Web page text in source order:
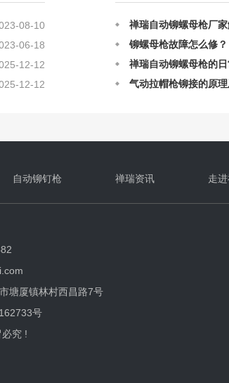
06-18
12-12
12-12
08-28
铆螺母枪故障怎么修？
禅瑞自动铆螺母枪的日
气动拉帽枪铆接的原理
铆螺母枪在铆接上的
自动铆钉枪 禅瑞资讯 走
塘厦镇林村西昌路7号
号
究 !